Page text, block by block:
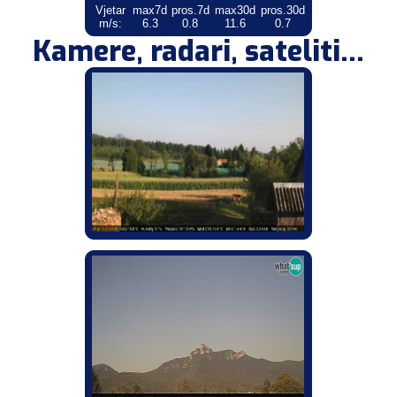
Vjetar
m/s:
max7d
6.3
pros.7d
0.8
max30d
11.6
pros.30d
0.7
Kamere, radari, sateliti...